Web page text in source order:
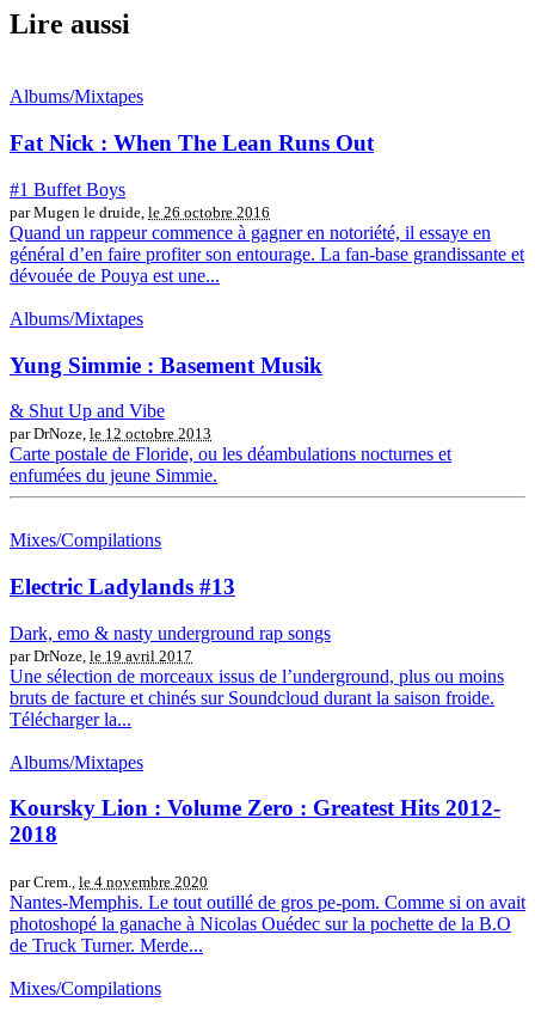
Lire aussi
Albums/Mixtapes
Fat Nick : When The Lean Runs Out
#1 Buffet Boys
par Mugen le druide, le 26 octobre 2016
Quand un rappeur commence à gagner en notoriété, il essaye en
général d’en faire profiter son entourage. La fan-base grandissante et
dévouée de Pouya est une...
Albums/Mixtapes
Yung Simmie : Basement Musik
& Shut Up and Vibe
par DrNoze, le 12 octobre 2013
Carte postale de Floride, ou les déambulations nocturnes et
enfumées du jeune Simmie.
Mixes/Compilations
Electric Ladylands #13
Dark, emo & nasty underground rap songs
par DrNoze, le 19 avril 2017
Une sélection de morceaux issus de l’underground, plus ou moins
bruts de facture et chinés sur Soundcloud durant la saison froide.
Télécharger la...
Albums/Mixtapes
Koursky Lion : Volume Zero : Greatest Hits 2012​-​
2018
par Crem., le 4 novembre 2020
Nantes-Memphis. Le tout outillé de gros pe-pom. Comme si on avait
photoshopé la ganache à Nicolas Ouédec sur la pochette de la B.O
de Truck Turner. Merde...
Mixes/Compilations